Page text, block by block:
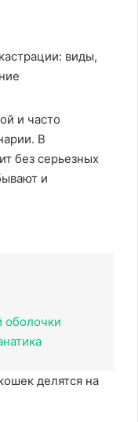
и часто
В
без серьезных
и
оболочки
делятся на